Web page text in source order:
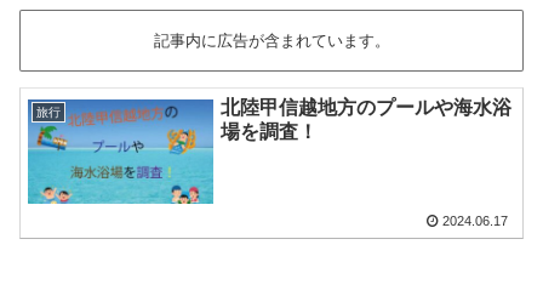
記事内に広告が含まれています。
旅行
北陸甲信越地方のプールや海水浴
場を調査！
2024.06.17